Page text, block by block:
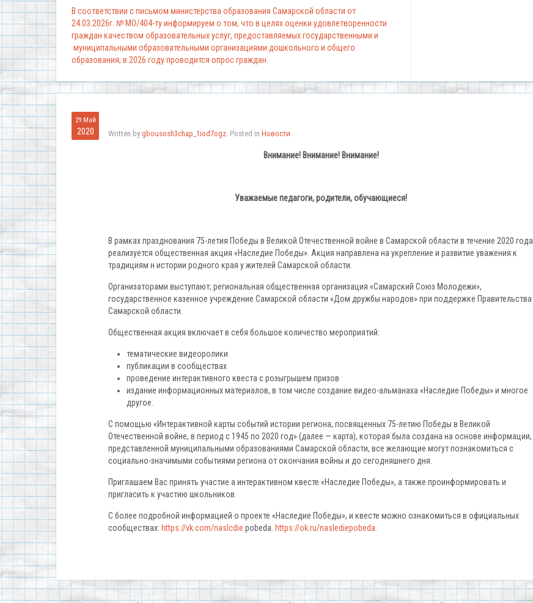
В соответствии с письмом министерства образования Самарской области от
24.03.2026г. № МО/404-ту информируем о том, что в целях оценки удовлетворенности
граждан качеством образовательных услуг, предоставляемых государственными и
муниципальными образовательными организациями дошкольного и общего
образования, в 2026 году проводится опрос граждан.
29 Май
2020 Written by gbousosh3chap_1iod7ogz. Posted in Новости
Внимание! Внимание! Внимание!
Уважаемые педагоги, родители, обучающиеся!
В рамках празднования 75-летия Победы в Великой Отечественной войне в Самарской области в течение 2020 года
реализуется общественная акция «Наследие Победы». Акция направлена на укрепление и развитие уважения к
традициям н истории родного края у жителей Самарской области.
Организаторами выступают; региональная общественная организация «Самарский Союз Молодежи»,
государственное казенное учреждение Самарской области «Дом дружбы народов» при поддержке Правительства
Самарской области.
Общественная акция включает в себя большое количество мероприятий:
тематические видеоролики
публикации в сообществах
проведение интерактивного квеста с розыгрышем призов
издание информационных материалов, в том числе создание видео-альманаха «Наследие Победы» и многое
другое.
С помощью «Интерактивной карты событий истории региона, посвященных 75-летию Победы в Великой
Отечественной войне, в период с 1945 по 2020 год» (далее — карта), которая была создана на основе информации,
представленной муниципальными образованиями Самарской области, все желающие могут познакомиться с
социально-значимыми событиями региона от окончания войны и до сегодняшнего дня.
Приглашаем Вас принять участие а интерактивном квесте «Наследие Победы», а также проинформировать и
пригласить к участию школьников.
С более подробной информацией о проекте «Наследие Победы», и квесте можно ознакомиться в официальных
сообществах: https://vk.com/naslcdie pobeda. https://ok.ru/naslediepobeda.